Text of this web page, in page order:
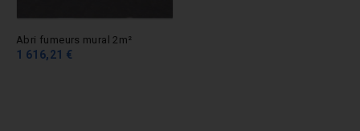
Abri fumeurs mural 2m²
1 616,21 €